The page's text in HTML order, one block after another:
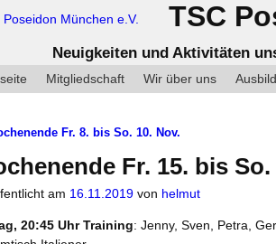
TSC
Neuigkeiten und Aktivitäten
Mitgliedschaft Wir über uns
Fr. 8. bis So. 10. Nov.
Fr. 15. bis So.
am 16.11.2019 von helmut
20:45 Uhr Training: Jenny, Sven, Petra,